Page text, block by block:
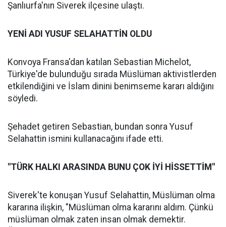
Şanlıurfa'nın Siverek ilçesine ulaştı.
YENİ ADI YUSUF SELAHATTİN OLDU
Konvoya Fransa'dan katılan Sebastian Michelot,
Türkiye'de bulunduğu sırada Müslüman aktivistlerden
etkilendiğini ve İslam dinini benimseme kararı aldığını
söyledi.
Şehadet getiren Sebastian, bundan sonra Yusuf
Selahattin ismini kullanacağını ifade etti.
"TÜRK HALKI ARASINDA BUNU ÇOK İYİ HİSSETTİM"
Siverek'te konuşan Yusuf Selahattin, Müslüman olma
kararına ilişkin, "Müslüman olma kararını aldım. Çünkü
müslüman olmak zaten insan olmak demektir.